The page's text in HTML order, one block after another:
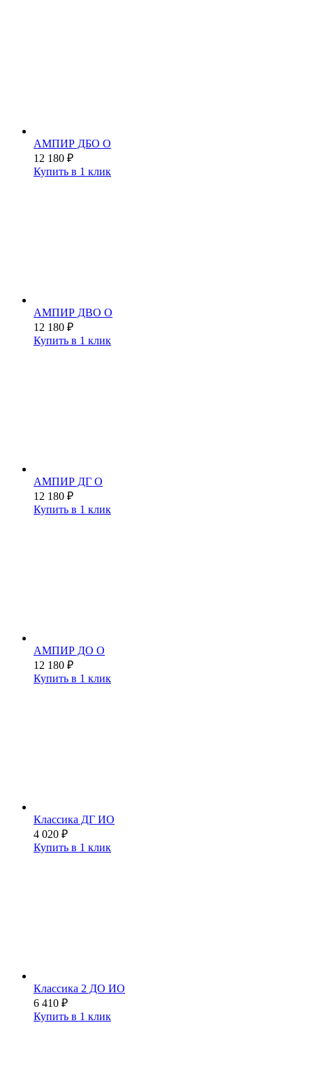
АМПИР ДБО О
12 180 ₽
Купить в 1 клик
АМПИР ДВО О
12 180 ₽
Купить в 1 клик
АМПИР ДГ О
12 180 ₽
Купить в 1 клик
АМПИР ДО О
12 180 ₽
Купить в 1 клик
Классика ДГ ИО
4 020 ₽
Купить в 1 клик
Классика 2 ДО ИО
6 410 ₽
Купить в 1 клик